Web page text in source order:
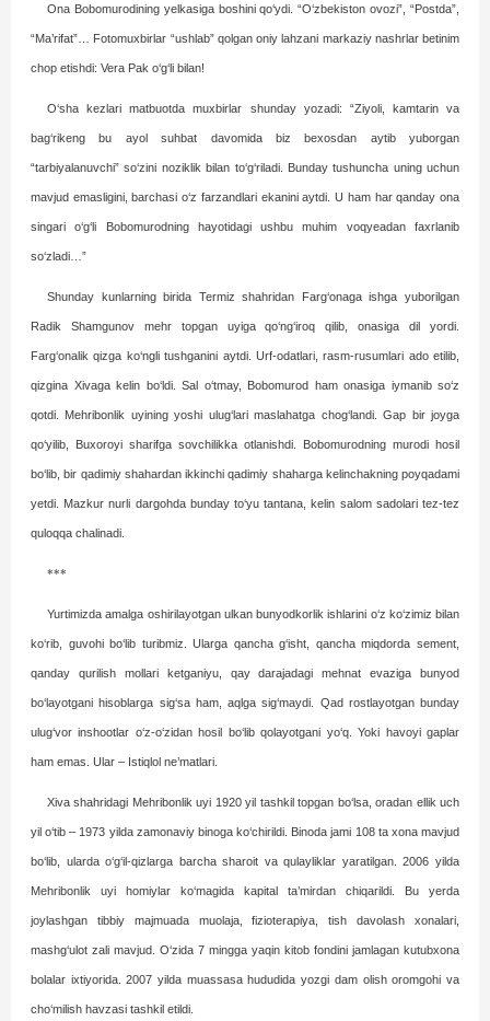
Ona Bobomurodining yelkasiga boshini qo‘ydi. “O‘zbekis­ton ovozi”, “Postda”,
“Ma’rifat”… Fotomuxbirlar “ushlab” qolgan oniy lahzani markaziy nashrlar betinim
chop etishdi: Vera Pak o‘g‘li bilan!
O‘sha kezlari matbuotda muxbirlar shunday yozadi: “Ziyoli, kamtarin va
bag‘rikeng bu ayol suhbat davomida biz bexosdan aytib yuborgan
“tarbiyalanuvchi” so‘zini noziklik bilan to‘g‘riladi. Bunday tushuncha uning uchun
mavjud emasligini, barchasi o‘z farzandlari ekanini aytdi. U ham har qanday ona
singari o‘g‘li Bobomurodning hayo­tidagi ushbu muhim voqyea­dan faxrlanib
so‘zladi…”
Shunday kunlarning birida Termiz shahridan Farg‘onaga ishga yuborilgan
Radik Shamgunov mehr topgan uyiga qo‘ng‘iroq qilib, onasiga dil yordi.
Farg‘onalik qizga ko‘ngli tushganini aytdi. Urf-odatlari, rasm-rusumlari ado etilib,
qizgina Xivaga kelin bo‘ldi. Sal o‘tmay, Bobomurod ham onasiga iymanib so‘z
qotdi. Mehribonlik uyining yoshi ulug‘lari maslahatga chog‘landi. Gap bir joyga
qo‘yilib, Buxoroyi sharifga sovchilikka otlanishdi. Bobomurodning murodi hosil
bo‘lib, bir qadimiy shahardan ikkinchi qadimiy shaharga kelinchakning poyqadami
yetdi. Mazkur nurli dargohda bunday to‘yu tantana, kelin salom sadolari tez-tez
quloqqa chalinadi.
***
Yurtimizda amalga oshirilayotgan ulkan bunyodkorlik ishlarini o‘z ko‘zimiz bilan
ko‘rib, guvohi bo‘lib turibmiz. Ularga qancha g‘isht, qancha miqdorda sement,
qanday qurilish mollari ketganiyu, qay darajadagi mehnat evaziga bunyod
bo‘layotgani hisoblarga sig‘sa ham, aqlga sig‘maydi. Qad rostlayotgan bunday
ulug‘vor inshootlar o‘z-o‘zidan hosil bo‘lib qolayotgani yo‘q. Yoki havoyi gaplar
ham emas. Ular – Istiq­lol ne’matlari.
Xiva shahridagi Mehribonlik uyi 1920 yil tashkil topgan bo‘lsa, oradan ellik uch
yil o‘tib – 1973 yilda zamonaviy binoga ko‘chirildi. Binoda jami 108 ta xona mavjud
bo‘lib, ularda o‘g‘il-qizlarga barcha sharoit va qulayliklar yaratilgan. 2006 yilda
Mehribonlik uyi homiylar ko‘magida kapital ta’mirdan chiqarildi. Bu yerda
joylashgan tibbiy majmuada muolaja, fizioterapiya, tish davolash xonalari,
mashg‘ulot zali mavjud. O‘zida 7 mingga yaqin kitob fondini jamlagan kutubxona
bolalar ixtiyorida. 2007 yilda muassasa hududida yozgi dam olish oromgohi va
cho‘milish havzasi tashkil etildi.